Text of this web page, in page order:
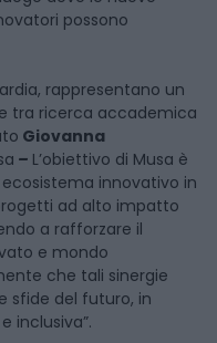
possono
rappresentano un
tra ricerca accademica
Giovanna
– L’obiettivo di Musa è
innovativo in
ad alto impatto
a rafforzare il
e mondo
che tali sinergie
sfide del futuro, in
inclusiva”.